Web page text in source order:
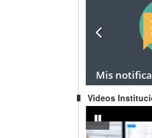
Mis
Videos
pausar